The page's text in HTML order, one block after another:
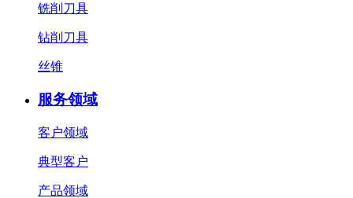
铣削刀具
钻削刀具
丝锥
服务领域
客户领域
典型客户
产品领域